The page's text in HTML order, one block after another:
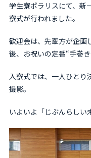
学生寮ポラリスにて、新
寮式が行われました。
歓迎会は、先輩方が企画
後、お祝いの定番“手巻
入寮式では、一人ひとり
撮影。
いよいよ「じぶんらしい